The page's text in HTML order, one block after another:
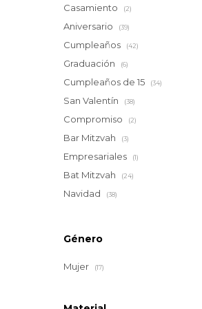
Casamiento (2)
Aniversario (39)
Cumpleaños (42)
Graduación (6)
Cumpleaños de 15 (34)
San Valentín (38)
Compromiso (2)
Bar Mitzvah (3)
Empresariales (1)
Bat Mitzvah (24)
Navidad (38)
Género
Mujer (17)